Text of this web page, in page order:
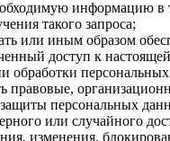
информацию в
такого запроса;
или иным образом
доступ к
обработки
правовые,
персональных
или случайного
изменения,